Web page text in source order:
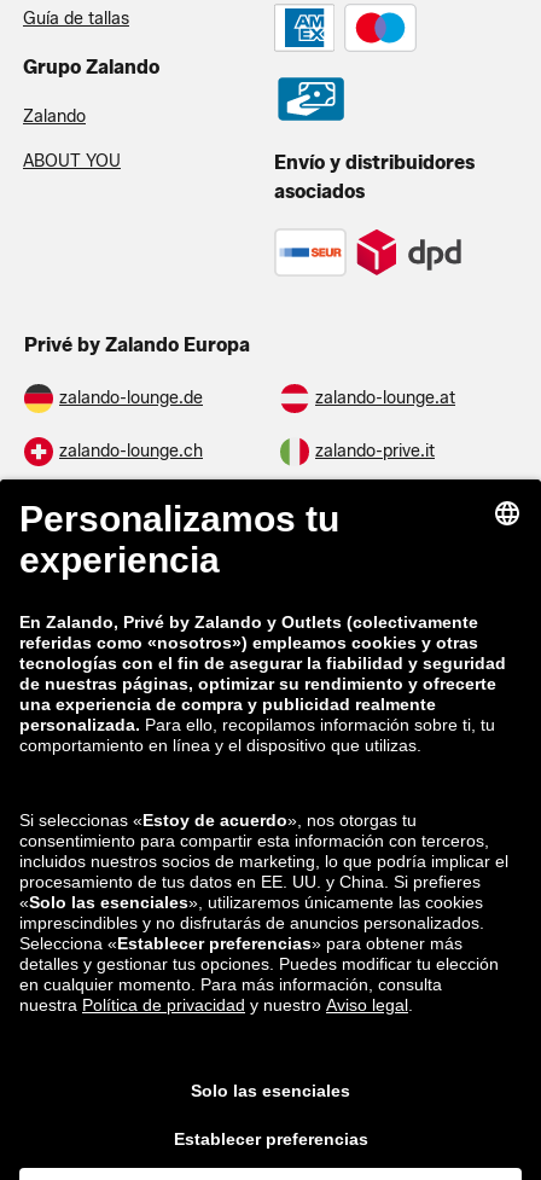
Guía de tallas
Grupo Zalando
Zalando
ABOUT YOU
Envío y distribuidores
asociados
Privé by Zalando Europa
zalando-lounge.de zalando-lounge.at
zalando-lounge.ch zalando-prive.it
zalando-prive.fr
zalando-lounge.be
zalando-lounge.fi
zalando-lounge.co.uk zalando-lounge.pl
zalando-prive.es zalando-lounge.cz
zalando-lounge.ro zalando-lounge.hr
zalando-lounge.si zalando-lounge.hu
zalando-lounge.lu zalando-lounge.ee
zalando-lounge.lv zalando-lounge.no